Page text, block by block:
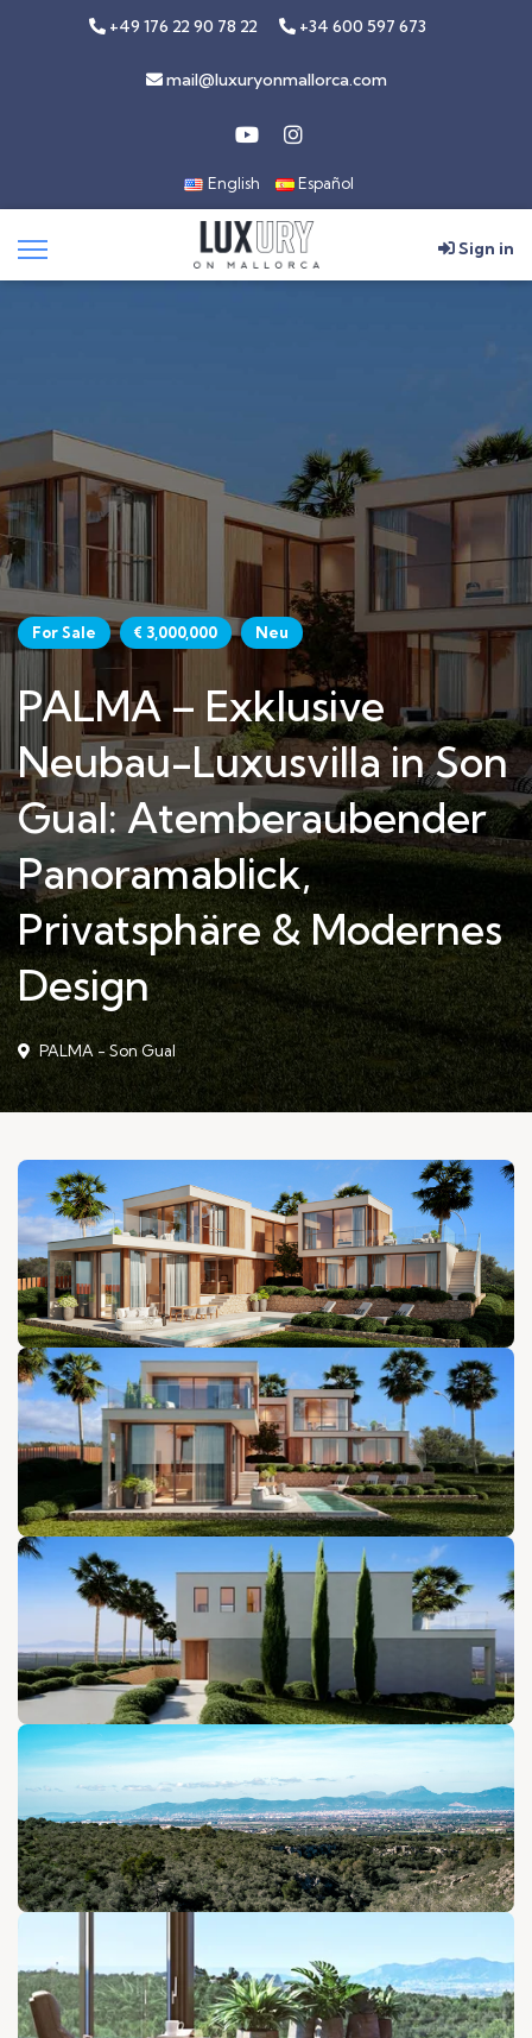
+49 176 22 90 78 22 +34 600 597 673
mail@luxuryonmallorca.com
English Español
Sign in
For Sale € 3,000,000 Neu
PALMA – Exklusive
Neubau-Luxusvilla in Son
Gual: Atemberaubender
Panoramablick,
Privatsphäre & Modernes
Design
PALMA - Son Gual